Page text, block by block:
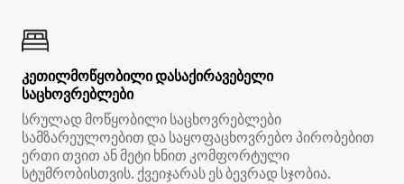
კეთილმოწყობილი დასაქირავებელი
საცხოვრებლები
სრულად მოწყობილი საცხოვრებლები
სამზარეულოებით და საყოფაცხოვრებო პირობებით
ერთი თვით ან მეტი ხნით კომფორტული
სტუმრობისთვის. ქვეიჯარას ეს ბევრად სჯობია.